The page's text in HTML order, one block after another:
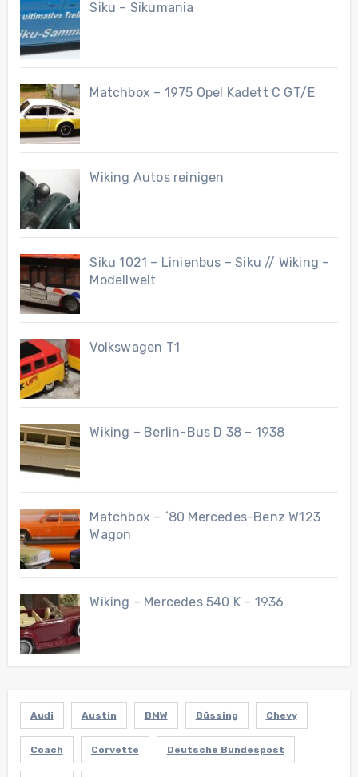
Siku – Sikumania
Matchbox – 1975 Opel Kadett C GT/E
Wiking Autos reinigen
Siku 1021 – Linienbus – Siku // Wiking –
Modellwelt
Volkswagen T1
Wiking – Berlin-Bus D 38 – 1938
Matchbox – ´80 Mercedes-Benz W123
Wagon
Wiking – Mercedes 540 K – 1936
Audi Austin BMW Büssing Chevy
Coach Corvette Deutsche Bundespost